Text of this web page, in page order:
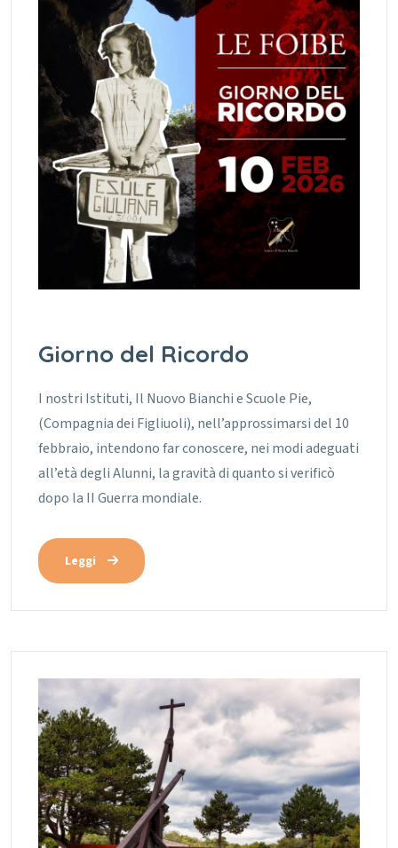
Giorno del Ricordo
I nostri Istituti, Il Nuovo Bianchi e Scuole Pie,
(Compagnia dei Figliuoli), nell’approssimarsi del 10
febbraio, intendono far conoscere, nei modi adeguati
all’età degli Alunni, la gravità di quanto si verificò
dopo la II Guerra mondiale.
Leggi